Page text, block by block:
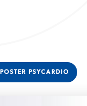
PSYCARDIO